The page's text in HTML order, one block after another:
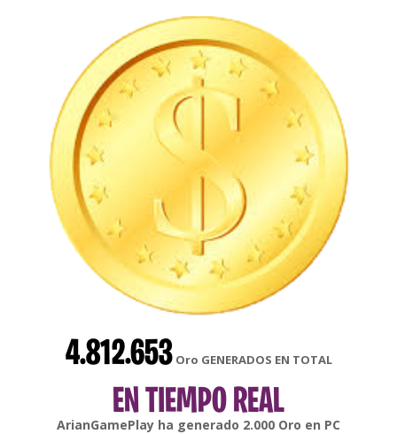
4.812.653 Oro GENERADOS EN TOTAL
EN TIEMPO REAL
gonsabellaha generado6.000Oro enAndroid